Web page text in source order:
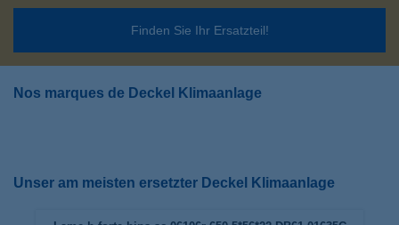
Finden Sie Ihr Ersatzteil!
Nos marques de Deckel Klimaanlage
Unser am meisten ersetzter Deckel Klimaanlage